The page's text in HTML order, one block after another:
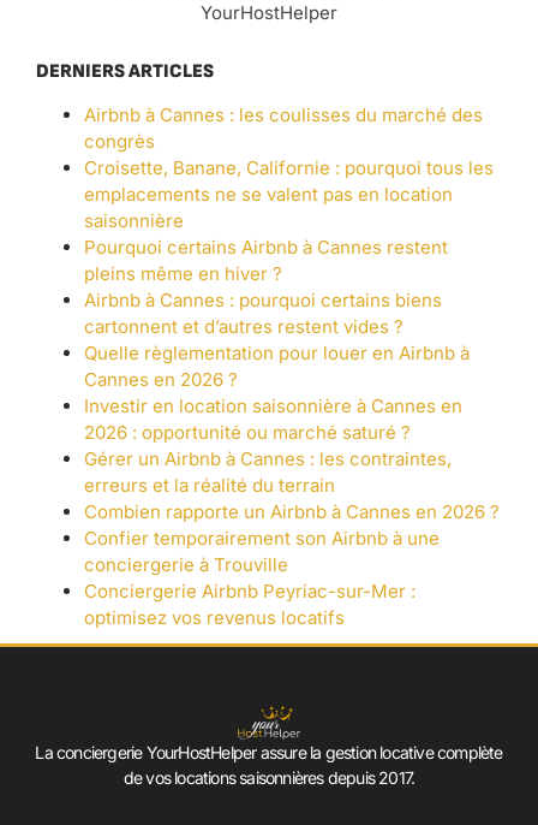
YourHostHelper
DERNIERS ARTICLES
Airbnb à Cannes : les coulisses du marché des
congrès
Croisette, Banane, Californie : pourquoi tous les
emplacements ne se valent pas en location
saisonnière
Pourquoi certains Airbnb à Cannes restent
pleins même en hiver ?
Airbnb à Cannes : pourquoi certains biens
cartonnent et d’autres restent vides ?
Quelle règlementation pour louer en Airbnb à
Cannes en 2026 ?
Investir en location saisonnière à Cannes en
2026 : opportunité ou marché saturé ?
Gérer un Airbnb à Cannes : les contraintes,
erreurs et la réalité du terrain
Combien rapporte un Airbnb à Cannes en 2026 ?
Confier temporairement son Airbnb à une
conciergerie à Trouville
Conciergerie Airbnb Peyriac-sur-Mer :
optimisez vos revenus locatifs
La conciergerie YourHostHelper assure la gestion locative complète
de vos locations saisonnières depuis 2017.